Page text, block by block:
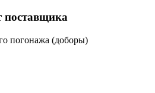
поставщика
погонажа (доборы)